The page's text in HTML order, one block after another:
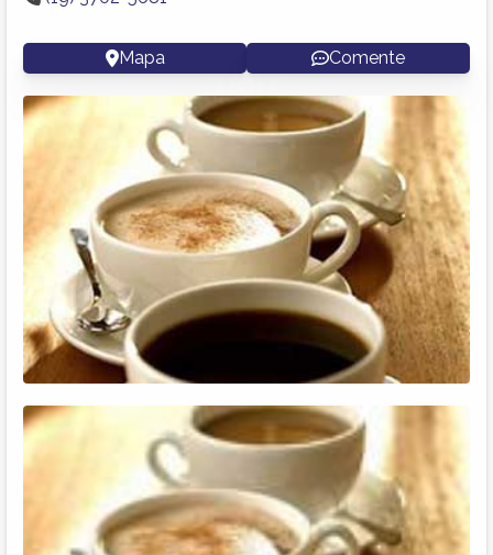
Mapa Comente